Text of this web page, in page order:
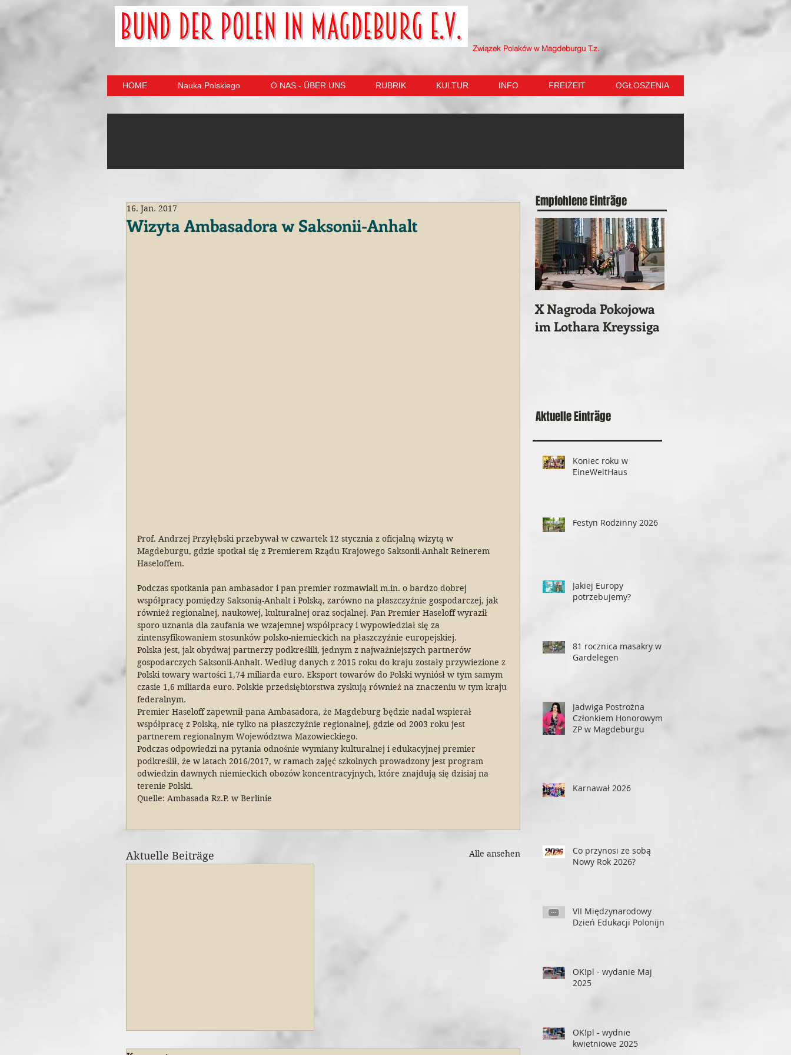
Związek Polaków w Magdeburgu T.z.
HOME Nauka Polskiego O NAS - ÜBER UNS RUBRIK KULTUR INFO FREIZEIT OGŁOSZENIA
Wizyta Ambasadora w Saksonii-Anhalt
16. Jan. 2017
Prof. Andrzej Przyłębski przebywał w czwartek 12 stycznia z oficjalną wizytą w
Magdeburgu, gdzie spotkał się z Premierem Rządu Krajowego Saksonii-Anhalt Reinerem
Haseloffem.
Podczas spotkania pan ambasador i pan premier rozmawiali m.in. o bardzo dobrej
współpracy pomiędzy Saksonią-Anhalt i Polską, zarówno na płaszczyźnie gospodarczej, jak
również regionalnej, naukowej, kulturalnej oraz socjalnej. Pan Premier Haseloff wyraził
sporo uznania dla zaufania we wzajemnej współpracy i wypowiedział się za
zintensyfikowaniem stosunków polsko-niemieckich na płaszczyźnie europejskiej.
Polska jest, jak obydwaj partnerzy podkreślili, jednym z najważniejszych partnerów
gospodarczych Saksonii-Anhalt. Według danych z 2015 roku do kraju zostały przywiezione z
Polski towary wartości 1,74 miliarda euro. Eksport towarów do Polski wyniósł w tym samym
czasie 1,6 miliarda euro. Polskie przedsiębiorstwa zyskują również na znaczeniu w tym kraju
federalnym.
Premier Haseloff zapewnił pana Ambasadora, że Magdeburg będzie nadal wspierał
współpracę z Polską, nie tylko na płaszczyźnie regionalnej, gdzie od 2003 roku jest
partnerem regionalnym Województwa Mazowieckiego.
Podczas odpowiedzi na pytania odnośnie wymiany kulturalnej i edukacyjnej premier
podkreślił, że w latach 2016/2017, w ramach zajęć szkolnych prowadzony jest program
odwiedzin dawnych niemieckich obozów koncentracyjnych, które znajdują się dzisiaj na
terenie Polski.
Quelle: Ambasada Rz.P. w Berlinie
Aktuelle Beiträge Alle ansehen
Empfohlene Einträge
X Nagroda Pokojowa
im Lothara Kreyssiga
Aktuelle Einträge
Koniec roku w
EineWeltHaus
Festyn Rodzinny 2026
Jakiej Europy
potrzebujemy?
81 rocznica masakry w
Gardelegen
Jadwiga Postrożna
Członkiem Honorowym
ZP w Magdeburgu
Karnawał 2026
Co przynosi ze sobą
Nowy Rok 2026?
VII Międzynarodowy
Dzień Edukacji Polonijnej
OK!pl - wydanie Maj
2025
OK!pl - wydnie
kwietniowe 2025